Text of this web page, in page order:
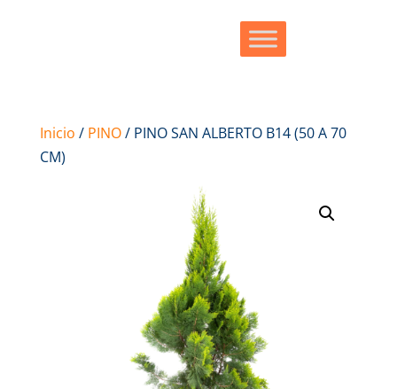
Inicio / PINO/ PINO SAN ALBERTO B14 (50 A 70
CM)